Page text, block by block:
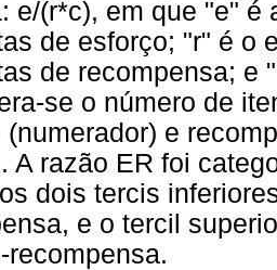
e/(r*c), em que "e" é
de esforço; "r" é o
de recompensa; e
se o número de
(numerador) e
A razão ER foi
dois tercis
e o tercil
recompensa.